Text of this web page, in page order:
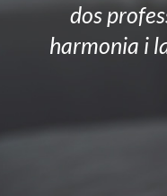
dos
harmonia i